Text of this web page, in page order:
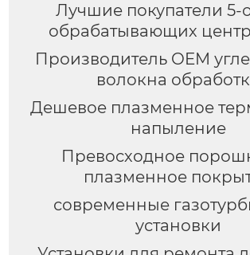
Лучшие покупатели 5-
обрабатывающих
Производитель OEM
волокна
Дешевое плазменное
напыление
Превосходное
плазменное
современные
установки